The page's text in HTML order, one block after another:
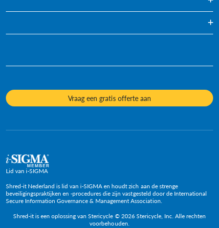
Eenmalig Archiefvernietiging
Blog
Infografieken
Informatiefiches
Duurzaamheid
Onze cultuur
Beleid en positiesVraag een gratis offerte aan
Lid van i-SIGMA
Shred-it Nederland is lid van i-SIGMA en houdt zich aan de strenge
beveiligingspraktijken en -procedures die zijn vastgesteld door de International
Secure Information Governance & Management Association.
Shred-it is een oplossing van Stericycle © 2026 Stericycle, Inc. Alle rechten
voorbehouden.